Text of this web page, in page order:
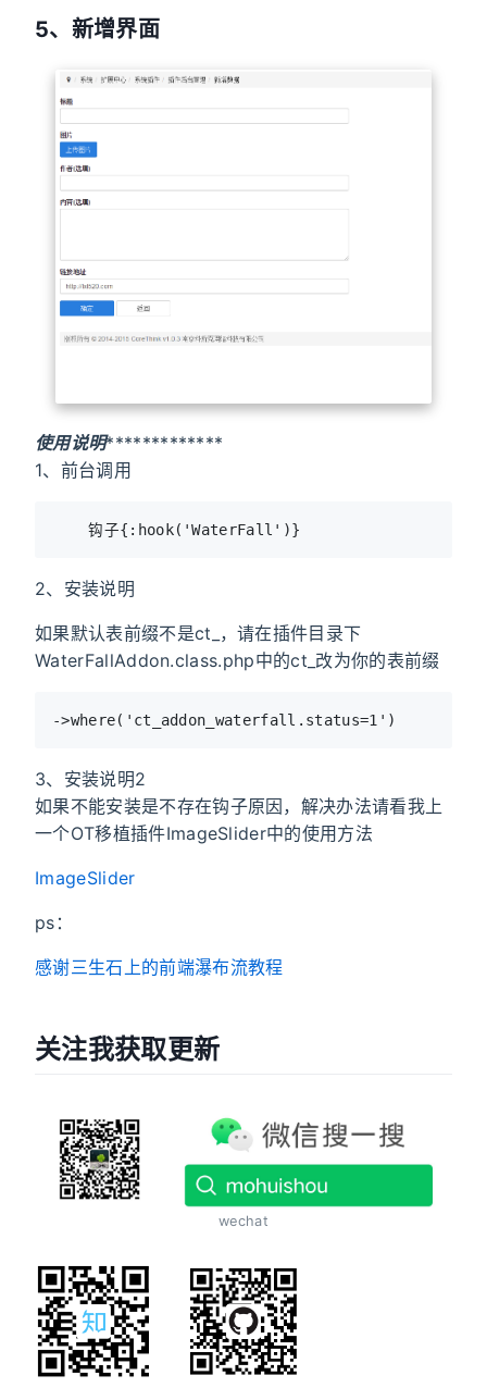
5、新增界面
使用说明*************
1、前台调用
2、安装说明
如果默认表前缀不是ct_，请在插件目录下
WaterFallAddon.class.php中的ct_改为你的表前缀
3、安装说明2
如果不能安装是不存在钩子原因，解决办法请看我上
一个OT移植插件ImageSlider中的使用方法
ImageSlider
ps：
感谢三生石上的前端瀑布流教程
关注我获取更新
wechat